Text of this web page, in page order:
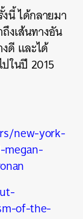
งนี้ ได้กลายมา
งเส้นทางอัน
ดี และได้
ในปี 2015
new-york-
of-the-